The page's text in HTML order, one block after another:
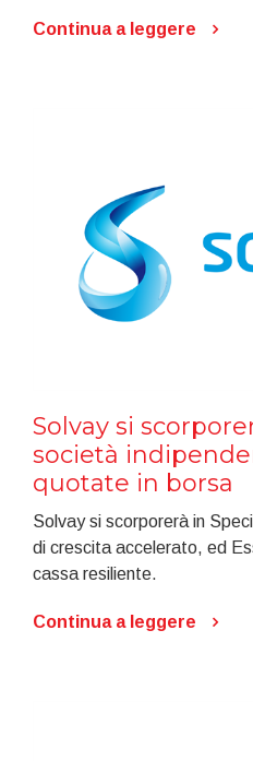
Continua a leggere
Solvay si
società
quotate in borsa
Solvay si scorporerà in
di crescita accelerato, ed
cassa resiliente.
Continua a leggere